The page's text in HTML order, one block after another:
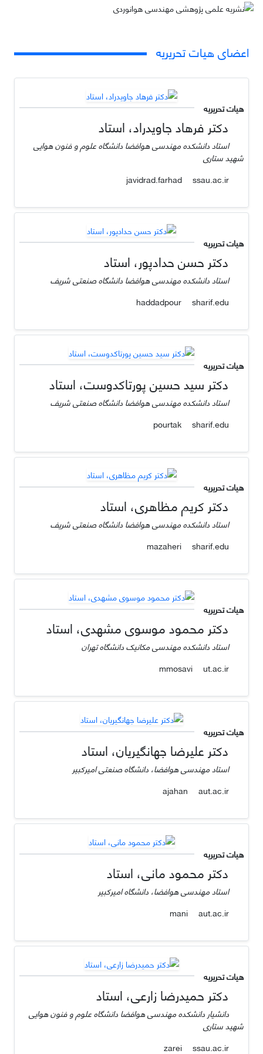
اعضای هیات تحریریه
هیات تحریریه
دکتر فرهاد جاویدراد، استاد
استاد دانشکده مهندسی هوافضا دانشگاه علوم و فنون هوایی
شهید ستاری
javidrad.farhad
ssau.ac.ir
هیات تحریریه
دکتر حسن حدادپور، استاد
استاد دانشکده مهندسی هوافضا دانشگاه صنعتی شریف
sharif.edu
هیات تحریریه
دکتر سید حسین پورتاکدوست، استاد
استاد دانشکده مهندسی هوافضا دانشگاه صنعتی شریف
sharif.edu
هیات تحریریه
دکتر کریم مظاهری، استاد
استاد دانشکده مهندسی هوافضا دانشگاه صنعتی شریف
sharif.edu
هیات تحریریه
دکتر محمود موسوی مشهدی، استاد
استاد دانشکده مهندسی مکانیک دانشگاه تهران
mmosavi
ut.ac.ir
هیات تحریریه
دکتر علیرضا جهانگیریان، استاد
استاد مهندسی هوافضا، دانشگاه صنعتی امیرکبیر
ajahan
aut.ac.ir
هیات تحریریه
دکتر محمود مانی، استاد
استاد مهندسی هوافضا، دانشگاه امیرکبیر
mani
aut.ac.ir
هیات تحریریه
دکتر حمیدرضا زارعی، استاد
دانشیار دانشکده مهندسی هوافضا دانشگاه علوم و فنون هوایی
شهید ستاری
zarei
ssau.ac.ir